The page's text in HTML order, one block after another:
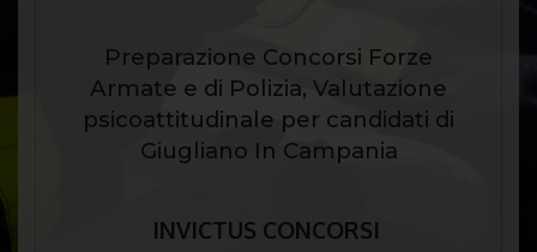
Preparazione Concorsi Forze
Armate e di Polizia, Valutazione
psicoattitudinale per candidati di
Giugliano In Campania
INVICTUS CONCORSI